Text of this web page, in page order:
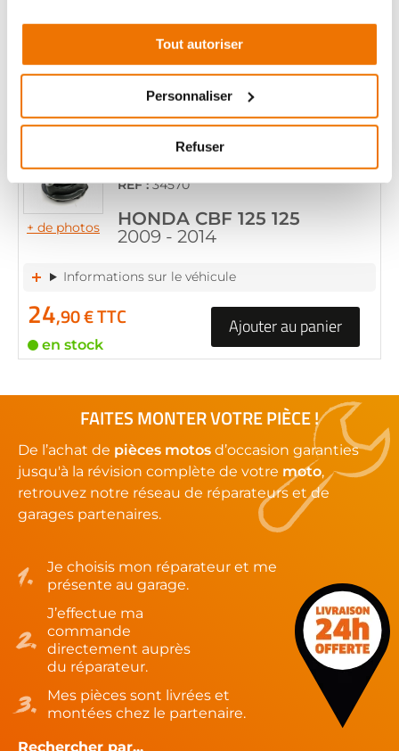
Tout autoriser
Personnaliser
Refuser
Informations sur le véhicule
24,90 € TTC Ajouter au panier
+ de photos
RÉF :34570
HONDA CBF 125 125
2009 - 2014
Informations sur le véhicule
24,90 € TTC
en stock
Ajouter au panier
FAITES MONTER VOTRE PIÈCE !
De l’achat de pièces motos d’occasion garanties
jusqu'à la révision complète de votre moto,
retrouvez notre réseau de réparateurs et de
garages partenaires.
Je choisis mon réparateur et me
présente au garage.
J’effectue ma
commande
directement auprès
du réparateur.
Mes pièces sont livrées et
montées chez le partenaire.
Rechercher par...